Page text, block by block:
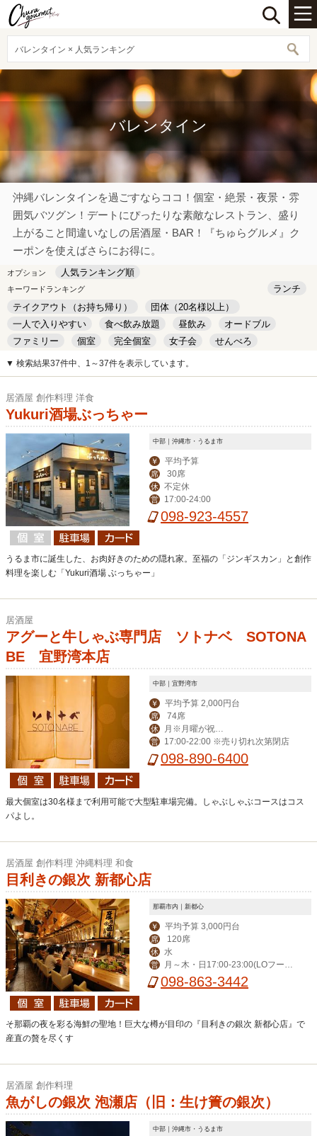
バレンタイン × 人気ランキング
バレンタイン
沖縄バレンタインを過ごすならココ！個室・絶景・夜景・雰
囲気バツグン！デートにぴったりな素敵なレストラン、盛り
上がること間違いなしの居酒屋・BAR！『ちゅらグルメ』ク
ーポンを使えばさらにお得に。
オプション 人気ランキング順
キーワードランキング
ランチ
テイクアウト（お持ち帰り）
団体（20名様以上）
一人で入りやすい
食べ飲み放題 昼飲み
オードブル
ファミリー
個室 完全個室 女子会
せんべろ
キッズルーム
安い デート
▼ 検索結果37件中、1～37件を表示しています。
居酒屋 創作料理 洋食
Yukuri酒場ぶっちゃー
中部｜沖縄市・うるま市
￥ 平均予算
席 30席
休 不定休
営 17:00-24:00
098-923-4557
うるま市に誕生した、お肉好きのための隠れ家。至福の「ジンギスカン」と創作
料理を楽しむ「Yukuri酒場 ぶっちゃー」
居酒屋
アグーと牛しゃぶ専門店 ソトナベ SOTONA
BE 宜野湾本店
中部｜宜野湾市
￥ 平均予算 2,000円台
席 74席
休
の場合は火曜が定休
営 17:00-22:00 ※売り切れ次第閉店
098-890-6400
最大個室は30名様まで利用可能で大型駐車場完備。しゃぶしゃぶコースはコス
パよし。
居酒屋 創作料理 沖縄料理 和食
目利きの銀次 新都心店
那覇市内｜新都心
￥ 平均予算 3,000円台
席 120席
休 水
営
月～木・日17:00-23:00(LOフード
22:00/ドリンク22:30)、金・土17:00-
098-863-3442
そ那覇の夜を彩る海鮮の聖地！巨大な樽が目印の『目利きの銀次 新都心店』で
産直の贅を尽くす
居酒屋 創作料理
魚がしの銀次 泡瀬店（旧：生け簀の銀次）
中部｜沖縄市・うるま市